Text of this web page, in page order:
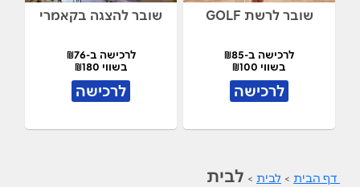
שובר לרשת GOLF
לרכישה ב-₪85
בשווי ₪100
לרכישה
שובר להצגה בקאמרי
לרכישה ב-₪76
בשווי ₪180
לרכישה
דף הבית > לבית > לבית